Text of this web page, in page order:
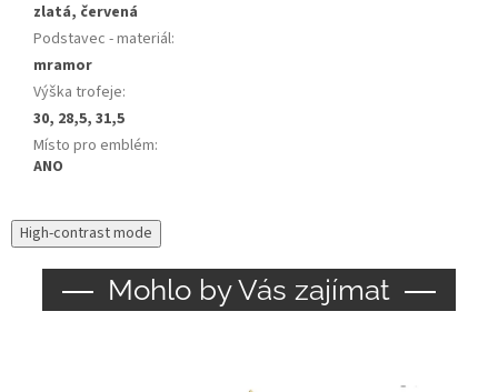
zlatá, červená
Podstavec - materiál:
mramor
Výška trofeje:
30, 28,5, 31,5
Místo pro emblém:
ANO
High-contrast mode
Mohlo by Vás zajímat